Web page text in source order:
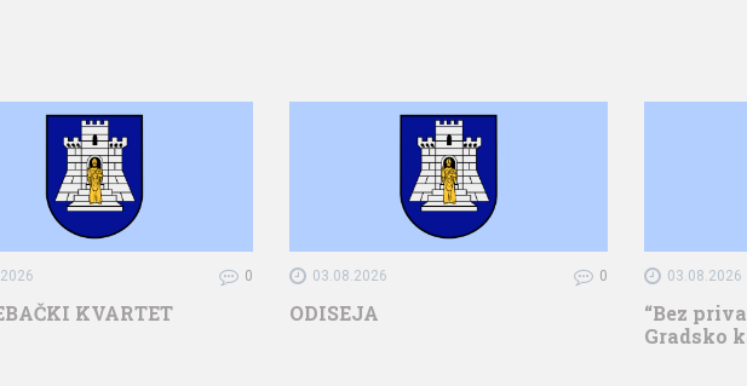
0
KVARTET
03.08.2026 0
ODISEJA
03.08.2026
“Bez
Gradsko